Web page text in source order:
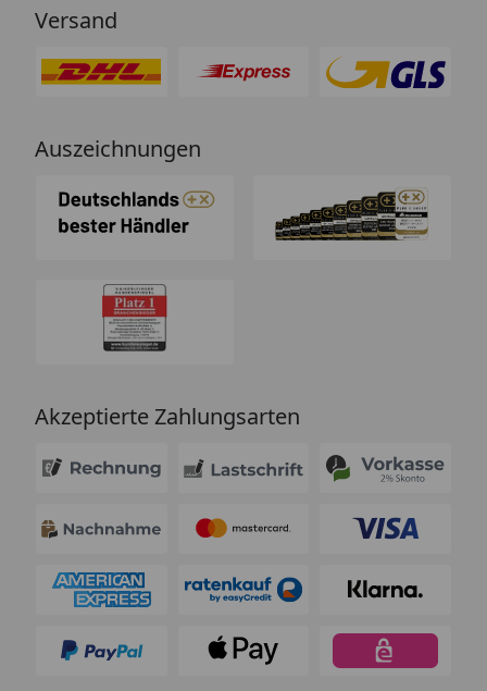
Versand
Auszeichnungen
Akzeptierte Zahlungsarten